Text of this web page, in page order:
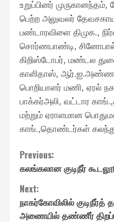
உறுப்பினர் முருகானந்தம்,
பெற்ற அலுவலர்
பண்டாரவிளை திமுக.,
சொர்ணபாண்டி,
கிறிஸ்டோபர், மண்டல
காளிதாஸ், ஆர்.ஐ.
பொறியாளர் மணி, ஏரல்
பாக்கர்அலி, வட்டார காங்.,
மற்றும் ஏராளமான
காங்.,தொண்டர்கள்
Continue
Reading
Previous:
கலங்கலான குடிநீர்
Next:
நாகர்கோவிலில் குடிநீர்த்
அணையில் தண்ணீர்